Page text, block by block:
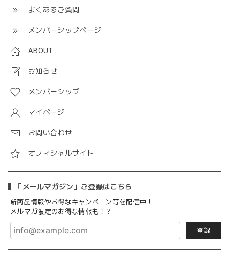
よくあるご質問
メンバーシップページ
ABOUT
お知らせ
メンバーシップ
マイページ
お問い合わせ
オフィシャルサイト
「メールマガジン」ご登録はこちら
新商品情報やお得なキャンペーン等を配信中！
メルマガ限定のお得な情報も！？
登録